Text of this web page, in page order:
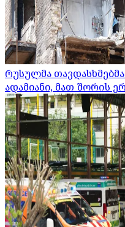
რუსულმა
ადამიანი, მათ შორის